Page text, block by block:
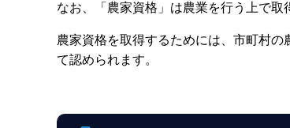
なお、「農家資格」は農業を行う上で取
農家資格を取得するためには、市町村
て認められます。